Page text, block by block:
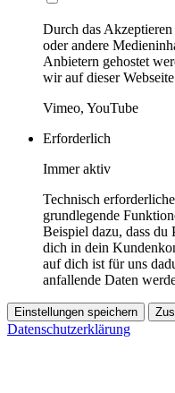
Durch das
oder andere
Anbietern gehostet
wir auf dieser
Vimeo, YouTube
Erforderlich
Immer aktiv
Technisch
grundlegende
Beispiel dazu, dass du
dich in dein
auf dich ist für uns
anfallende Daten
Einstellungen speichern
Datenschutzerklärung